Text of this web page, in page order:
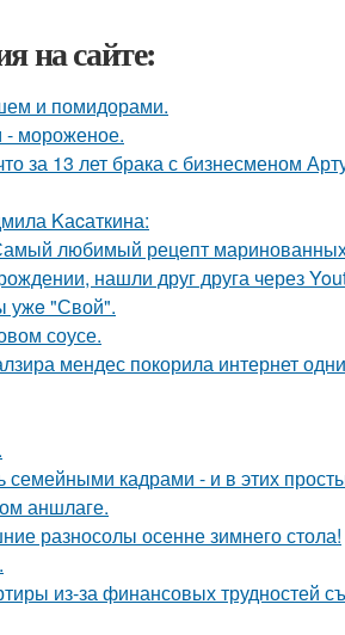
на сайте:
и помидорами.
- мороженое.
за 13 лет брака с бизнесменом
Kаcаткина:
любимый рецепт
нашли друг друга через
ужe "Свой".
соусе.
мендес покорила интернет
кадрами - и в этих
аншлаге.
разносолы осенне зимнего стола!
из-за финансовых трудностей